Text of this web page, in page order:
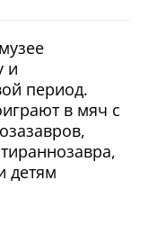
и
период.
в мяч с
детям